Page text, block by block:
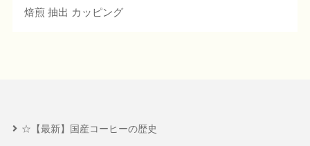
焙煎 抽出 カッピング
☆【最新】国産コーヒーの歴史